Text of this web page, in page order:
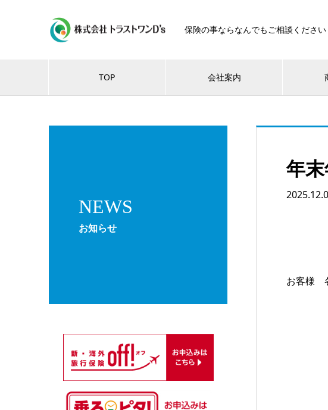
保険の事ならなんでもご相談ください
TOP 会社案内
NEWS
お知らせ
年
お客様